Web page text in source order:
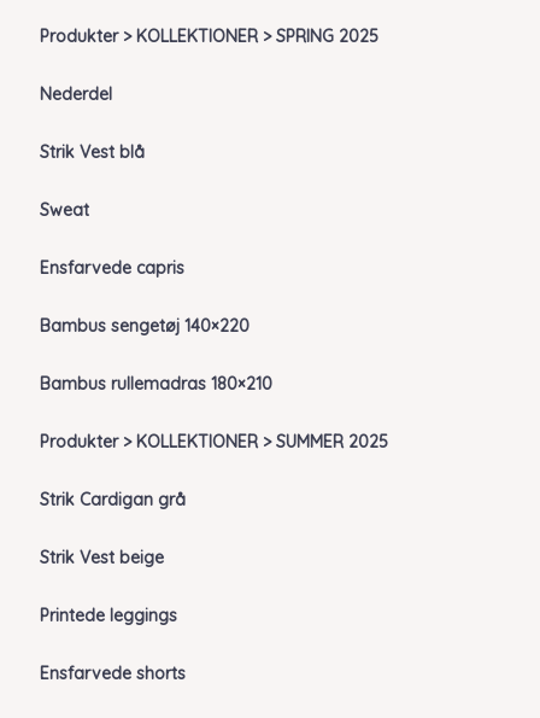
Produkter > KOLLEKTIONER > SPRING 2025
Nederdel
Strik Vest blå
Sweat
Ensfarvede capris
Bambus sengetøj 140×220
Bambus rullemadras 180×210
Produkter > KOLLEKTIONER > SUMMER 2025
Strik Cardigan grå
Strik Vest beige
Printede leggings
Ensfarvede shorts